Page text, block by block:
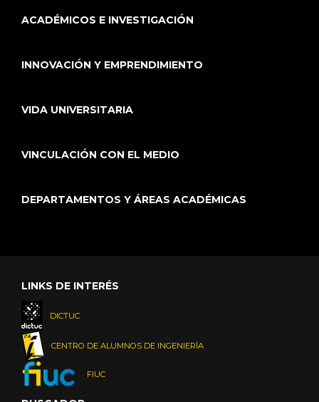
ACADÉMICOS E INVESTIGACIÓN
INNOVACIÓN Y EMPRENDIMIENTO
VIDA UNIVERSITARIA
VINCULACIÓN CON EL MEDIO
DEPARTAMENTOS Y ÁREAS ACADÉMICAS
LINKS DE INTERÉS
DICTUC
CENTRO DE ALUMNOS DE INGENIERÍA
FIUC